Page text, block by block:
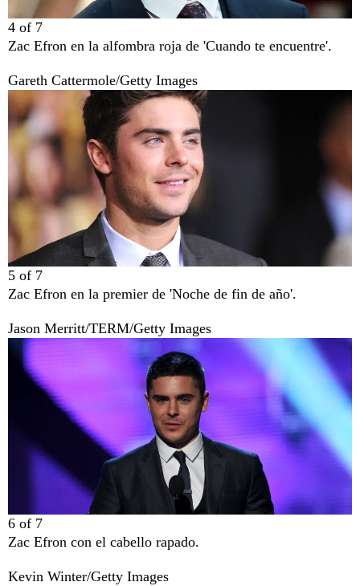
4 of 7
Zac Efron en la alfombra roja de 'Cuando te encuentre'.
Gareth Cattermole/Getty Images
5 of 7
Zac Efron en la premier de 'Noche de fin de año'.
Jason Merritt/TERM/Getty Images
6 of 7
Zac Efron con el cabello rapado.
Kevin Winter/Getty Images